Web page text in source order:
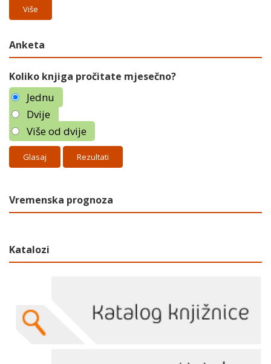
Više
Anketa
Koliko knjiga pročitate mjesečno?
Jednu
Dvije
Više od dvije
Rezultati
Vremenska prognoza
Katalozi